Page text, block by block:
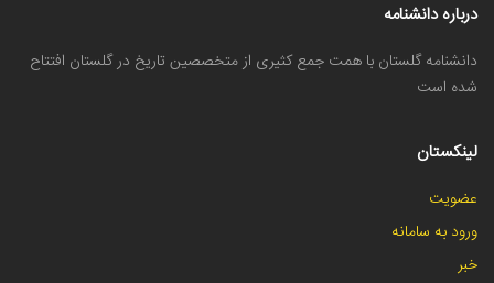
درباره دانشنامه
دانشنامه گلستان با همت جمع کثیری از متخصصین تاریخ در گلستان افتتاح
شده است
لینکستان
عضویت
ورود به سامانه
خبر